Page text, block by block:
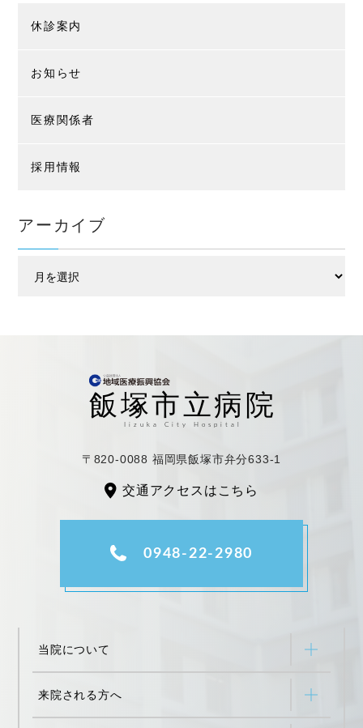
休診案内
お知らせ
医療関係者
採用情報
アーカイブ
〒820-0088 福岡県飯塚市弁分633-1
交通アクセスはこちら
0948-22-2980
当院について
来院される方へ